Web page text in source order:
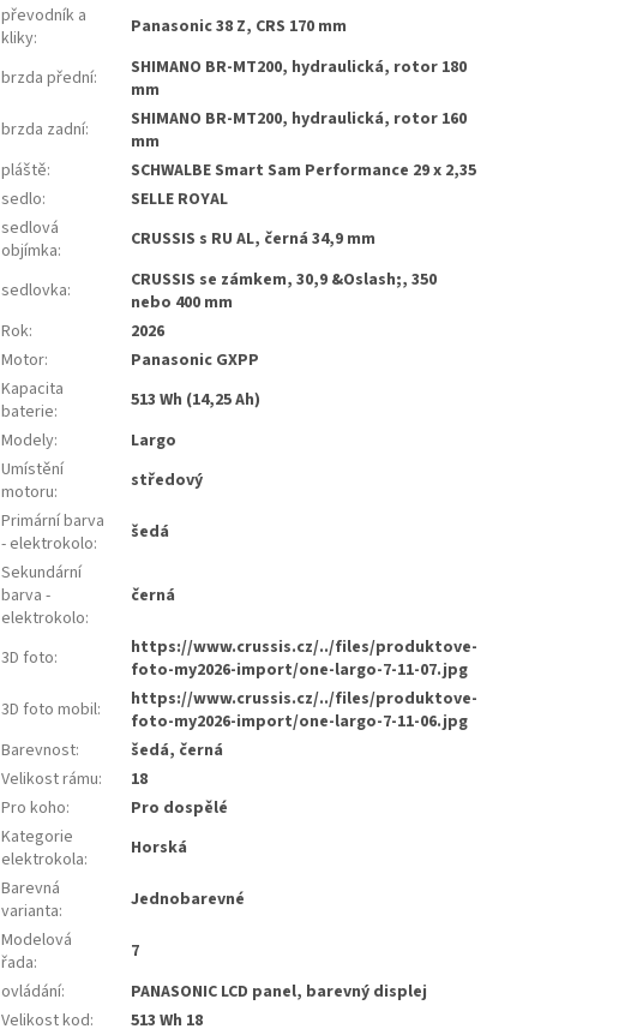
převodník a
kliky: Panasonic 38 Z, CRS 170 mm
brzda přední:
SHIMANO BR-MT200, hydraulická, rotor 180
mm
brzda zadní:
SHIMANO BR-MT200, hydraulická, rotor 160
mm
pláště:
SCHWALBE Smart Sam Performance 29 x 2,35
sedlo:
SELLE ROYAL
sedlová
objímka: CRUSSIS s RU AL, černá 34,9 mm
sedlovka:
CRUSSIS se zámkem, 30,9 &Oslash;, 350
nebo 400 mm
Rok:
2026
Motor:
Panasonic GXPP
Kapacita
baterie:
513 Wh (14,25 Ah)
Modely:
Largo
Umístění
motoru:
středový
Primární barva
- elektrokolo:
šedá
Sekundární
barva -
elektrokolo:
černá
3D foto:
https://www.crussis.cz/../files/produktove-
foto-my2026-import/one-largo-7-11-07.jpg
3D foto mobil:
https://www.crussis.cz/../files/produktove-
foto-my2026-import/one-largo-7-11-06.jpg
Barevnost:
šedá, černá
Velikost rámu:
18
Pro koho:
Pro dospělé
Kategorie
elektrokola:
Horská
Barevná
varianta:
Jednobarevné
Modelová
řada:
7
ovládání:
PANASONIC LCD panel, barevný displej
Velikost kod: 513 Wh 18